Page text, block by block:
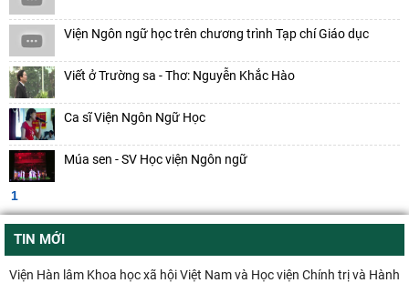
Viện Ngôn ngữ học trên chương trình Tạp chí Giáo dục
Viết ở Trường sa - Thơ: Nguyễn Khắc Hào
Ca sĩ Viện Ngôn Ngữ Học
Múa sen - SV Học viện Ngôn ngữ
1
TIN MỚI
lâm Khoa học xã hội Việt Nam chào
Đối thoại ICWA – VASS lần thứ 6: Thúc đẩy quan hệ Đối tác Chiến lược
Toàn diện tăng cường Việt Nam
Quan điểm của Chủ tịch Hồ Chí Minh về lợi ích, nguyên tắc, bản chất,
cách tổ chức và quản lý của
Đóng góp của đồng chí Huỳnh Tấn Phát trên cương vị Chủ tịch cách
mạng lâm thời Cộng hòa miền Nam
Hội thảo khoa học quốc tế: “Nền kinh tế độc lập, tự chủ: Sáng kiến của
Cộng hòa Dân chủ Nhân dân
Viện Hàn lâm Khoa học xã hội Việt Nam và Học viện Chính trị và Hành